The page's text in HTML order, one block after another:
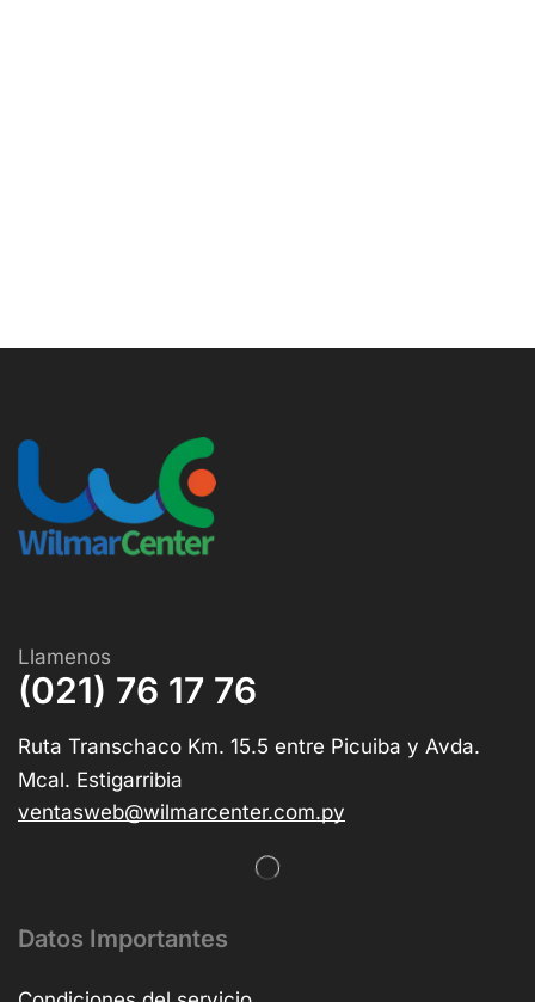
Llamenos
(021) 76 17 76
Ruta Transchaco Km. 15.5 entre Picuiba y Avda.
Mcal. Estigarribia
ventasweb@wilmarcenter.com.py
Datos Importantes